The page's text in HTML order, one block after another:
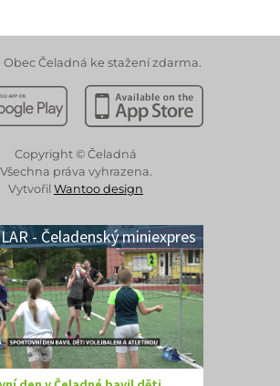
Obec Čeladná ke stažení zdarma.
Stáhnout z Google PlayStáhnout z Apple App
Copyright © Čeladná
Všechna práva vyhrazena.
Vytvořil Wantoo design